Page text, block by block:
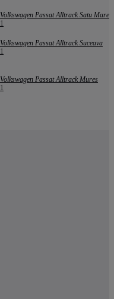
Volkswagen Passat Alltrack Satu Mare
1
Volkswagen Passat Alltrack Suceava
1
Volkswagen Passat Alltrack Mures
1